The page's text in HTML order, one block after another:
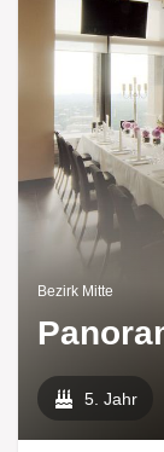
Bezirk Mitte
5. Jahr